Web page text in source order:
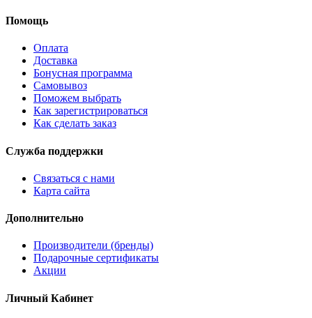
Помощь
Оплата
Доставка
Бонусная программа
Самовывоз
Поможем выбрать
Как зарегистрироваться
Как сделать заказ
Служба поддержки
Связаться с нами
Карта сайта
Дополнительно
Производители (бренды)
Подарочные сертификаты
Акции
Личный Кабинет